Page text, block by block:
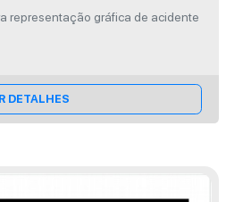
representação gráfica de acidente
DETALHES